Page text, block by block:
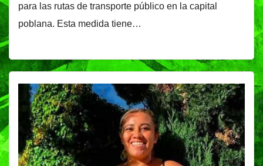
para las rutas de transporte público en la capital
poblana. Esta medida tiene…